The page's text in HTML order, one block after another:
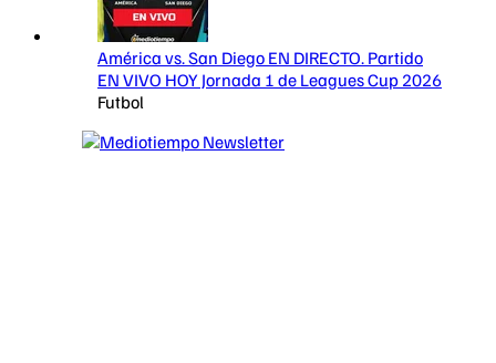
América vs. San Diego EN DIRECTO. Partido
EN VIVO HOY Jornada 1 de Leagues Cup 2026
Futbol